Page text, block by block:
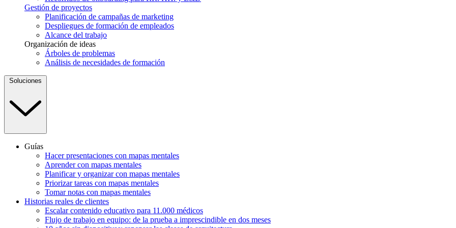
Gestión de proyectos
Planificación de campañas de marketing
Despliegues de formación de empleados
Alcance del trabajo
Organización de ideas
Árboles de problemas
Análisis de necesidades de formación
Soluciones
Guías
Hacer presentaciones con mapas mentales
Aprender con mapas mentales
Planificar y organizar con mapas mentales
Priorizar tareas con mapas mentales
Tomar notas con mapas mentales
Historias reales de clientes
Escalar contenido educativo para 11.000 médicos
Flujo de trabajo en equipo: de la prueba a imprescindible en dos meses